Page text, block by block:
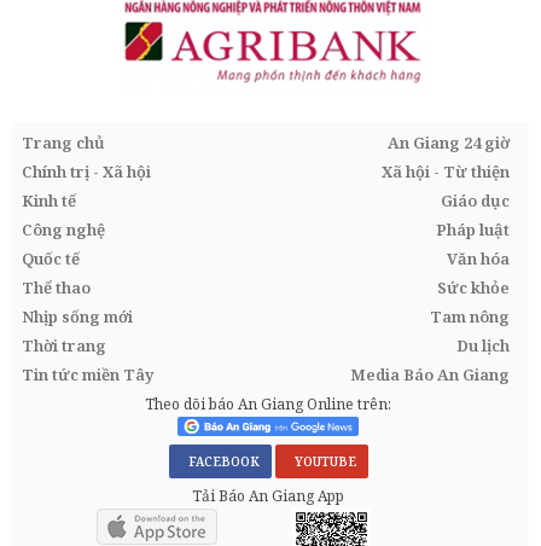
Trang chủ
An Giang 24 giờ
Chính trị - Xã hội
Xã hội - Từ thiện
Kinh tế
Giáo dục
Công nghệ
Pháp luật
Quốc tế
Văn hóa
Thể thao
Sức khỏe
Nhịp sống mới
Tam nông
Thời trang
Du lịch
Tin tức miền Tây
Media Báo An Giang
Theo dõi báo An Giang Online trên:
FACEBOOK YOUTUBE
Tải Báo An Giang App